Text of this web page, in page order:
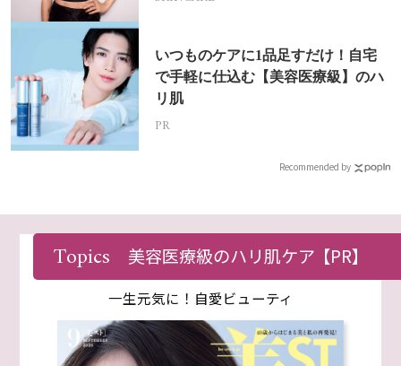
いつものケアに1品足すだけ！自宅
で手軽に仕込む【美容医療級】のハ
リ肌
PR
Recommended by
MAGAZINE
一生元気に！自愛ビューティ
Topics 美容医療級のハリ肌ケア【PR】